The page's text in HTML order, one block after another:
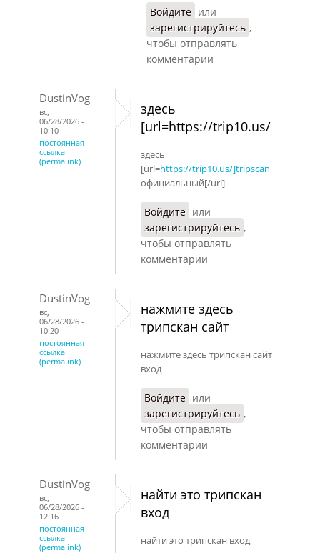
Войдите или
зарегистрируйтесь ,
чтобы отправлять
комментарии
DustinVog
вс,
06/28/2026 -
10:10
постоянная
ссылка
(permalink)
здесь
[url=https://trip10.us/
здесь
[url=https://trip10.us/]tripscan
официальный[/url]
Войдите или
зарегистрируйтесь ,
чтобы отправлять
комментарии
DustinVog
вс,
06/28/2026 -
10:20
постоянная
ссылка
(permalink)
нажмите здесь
трипскан сайт
нажмите здесь трипскан сайт
вход
Войдите или
зарегистрируйтесь ,
чтобы отправлять
комментарии
DustinVog
вс,
06/28/2026 -
12:16
постоянная
ссылка
(permalink)
найти это трипскан
вход
найти это трипскан вход